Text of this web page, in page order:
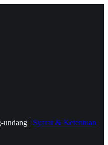
undang | Syarat & Ketentuan